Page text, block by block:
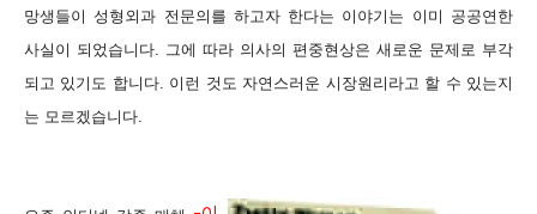
망생들이 성형외과 전문의를 하고자 한다는 이야기는 이미 공공연한
사실이 되었습니다. 그에 따라 의사의 편중현상은 새로운 문제로 부각
되고 있기도 합니다. 이런 것도 자연스러운 시장원리라고 할 수 있는지
는 모르겠습니다.